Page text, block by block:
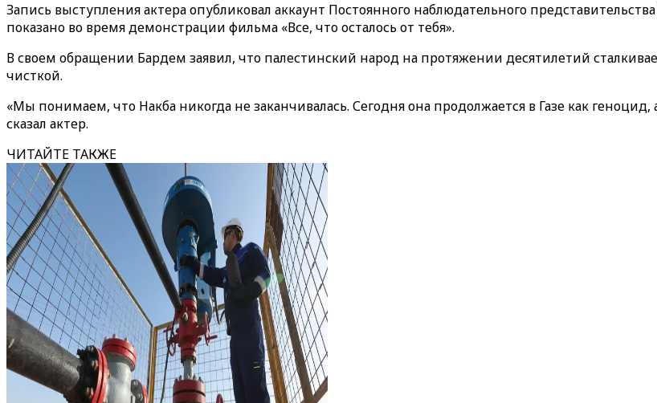
Запись выступления актера опубликовал аккаунт Постоянного наблюдательного
показано во время демонстрации фильма «Все, что осталось от тебя».
В своем обращении Бардем заявил, что палестинский народ на протяжении десятилетий
чисткой.
«Мы понимаем, что Накба никогда не заканчивалась. Сегодня она продолжается в Газе как
сказал актер.
ЧИТАЙТЕ ТАКЖЕ